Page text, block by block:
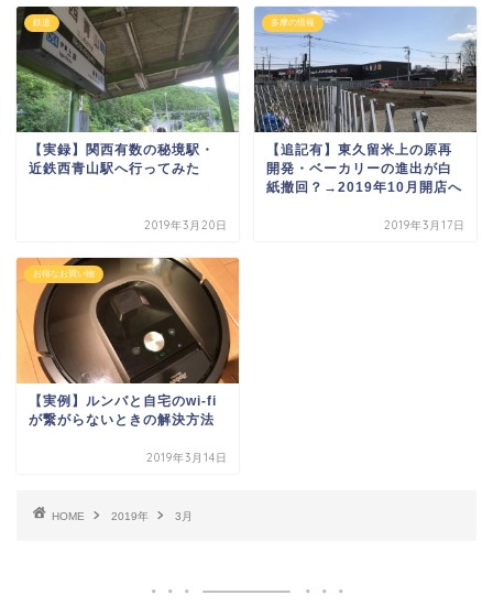
鉄道
【実録】関西有数の秘境駅・
近鉄西青山駅へ行ってみた
2019年3月20日
多摩の情報
【追記有】東久留米上の原再
開発・ベーカリーの進出が白
紙撤回？→2019年10月開店へ
2019年3月17日
お得なお買い物
【実例】ルンバと自宅のwi-fi
が繋がらないときの解決方法
2019年3月14日
HOME 2019年 3月